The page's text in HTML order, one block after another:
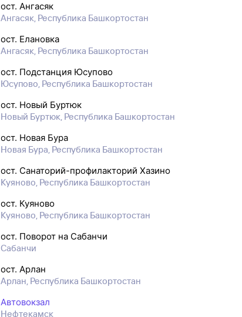
ост. Ангасяк
Ангасяк, Республика Башкортостан
ост. Елановка
Ангасяк, Республика Башкортостан
ост. Подстанция Юсупово
Юсупово, Республика Башкортостан
ост. Новый Буртюк
Новый Буртюк, Республика Башкортостан
ост. Новая Бура
Новая Бура, Республика Башкортостан
ост. Санаторий-профилакторий Хазино
Куяново, Республика Башкортостан
ост. Куяново
Куяново, Республика Башкортостан
ост. Поворот на Сабанчи
Сабанчи
ост. Арлан
Арлан, Республика Башкортостан
Автовокзал
Нефтекамск